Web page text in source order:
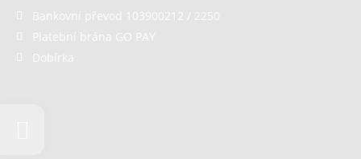
Bankovní převod 103900212 / 2250
Platební brána GO PAY
Dobírka